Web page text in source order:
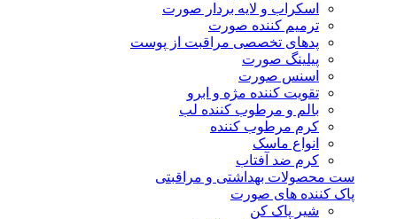
اسکراب و لایه بردار صورت
ترمیم کننده صورت
پدهای تخصصی مراقبت از پوست
پیلینگ صورت
اسنس صورت
تقویت کننده مژه و ابرو
بالم و مرطوب کننده لب
کرم مرطوب کننده
انواع ماسک
کرم ضد آفتاب
ست محصولات بهداشتی و مراقبتی
پاک کننده های صورت
شیر پاک کن